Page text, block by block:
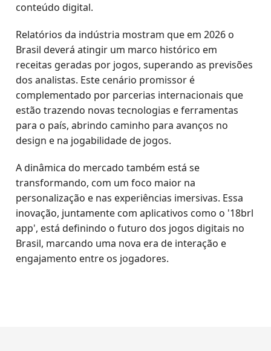
conteúdo digital.
Relatórios da indústria mostram que em 2026 o
Brasil deverá atingir um marco histórico em
receitas geradas por jogos, superando as previsões
dos analistas. Este cenário promissor é
complementado por parcerias internacionais que
estão trazendo novas tecnologias e ferramentas
para o país, abrindo caminho para avanços no
design e na jogabilidade de jogos.
A dinâmica do mercado também está se
transformando, com um foco maior na
personalização e nas experiências imersivas. Essa
inovação, juntamente com aplicativos como o '18brl
app', está definindo o futuro dos jogos digitais no
Brasil, marcando uma nova era de interação e
engajamento entre os jogadores.